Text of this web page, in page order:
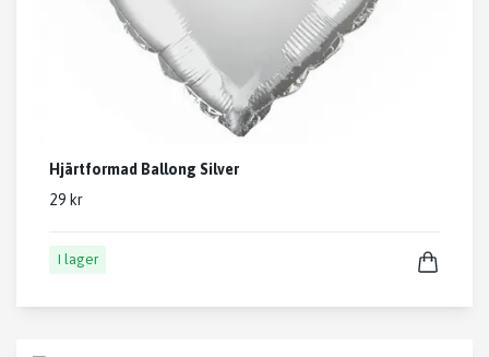
Hjärtformad Ballong Silver
29 kr
I lager